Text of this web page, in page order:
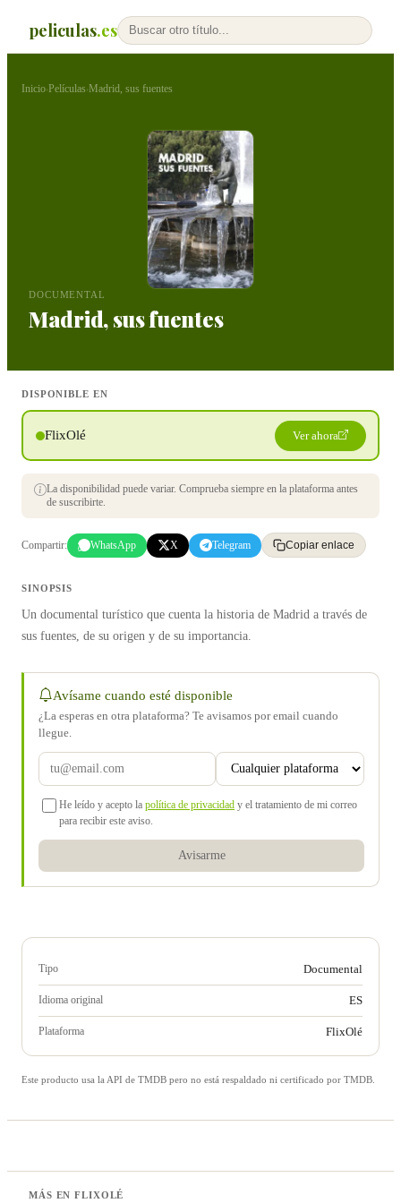
peliculas.es
Inicio›Películas›Madrid, sus fuentes
DOCUMENTAL
Madrid, sus fuentes
DISPONIBLE EN
FlixOlé Ver ahora
La disponibilidad puede variar. Comprueba siempre en la plataforma antes
de suscribirte.
Compartir: WhatsApp X Telegram Copiar enlace
SINOPSIS
Un documental turístico que cuenta la historia de Madrid a través de
sus fuentes, de su origen y de su importancia.
Avísame cuando esté disponible
¿La esperas en otra plataforma? Te avisamos por email cuando
llegue.
He leído y acepto la política de privacidad y el tratamiento de mi correo
para recibir este aviso.
Avisarme
Tipo Documental
Idioma original ES
Plataforma FlixOlé
Este producto usa la API de TMDB pero no está respaldado ni certificado por TMDB.
MÁS EN FLIXOLÉ